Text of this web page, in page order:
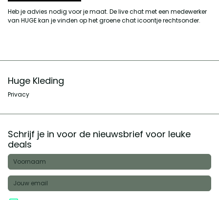
Heb je advies nodig voor je maat. De live chat met een medewerker
van HUGE kan je vinden op het groene chat icoontje rechtsonder.
Huge Kleding
Privacy
Schrijf je in voor de nieuwsbrief voor leuke
deals